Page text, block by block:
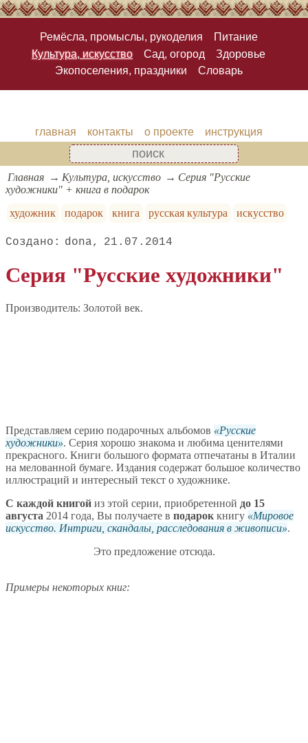
Ремёсла, промыслы, рукоделия
Питание
Культура, искусство
Сад, огород
Здоровье
Экопоселения, праздники
Словарь
главная контакты о проекте инструкция
Главная Культура, искусство
Серия "Русские
художники" + книга в подарок
художник
подарок книга русская культура искусство
dona 21.07.2014
Серия "Русские художники"
Производитель: Золотой век.
Представляем серию подарочных альбомов
Русские
художники . Серия хорошо знакома и любима ценителями
прекрасного. Книги большого формата отпечатаны в Италии
на мелованной бумаге. Издания содержат большое количество
иллюстраций и интересный текст о художнике.
С каждой книгой из этой серии, приобретенной до 15
августа 2014 года, Вы получаете в подарок книгу
Мировое
искусство. Интриги, скандалы, расследования в живописи .
Это предложение отсюда.
Примеры некоторых книг: